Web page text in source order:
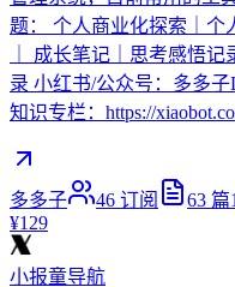
题： 个人商业化探索｜个
｜ 成长笔记｜思考感悟
录 小红书/公众号：多多
知识专栏：https://
多多子 46 订阅 63 篇
¥129
小报童导航